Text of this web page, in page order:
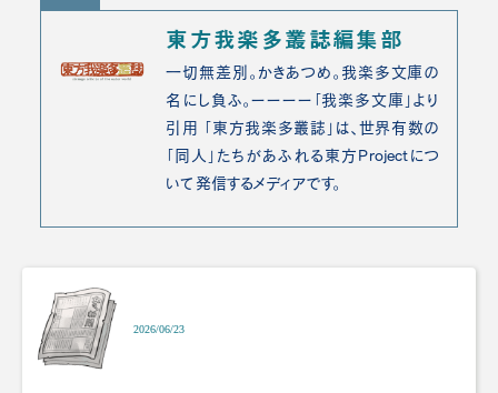
東方我楽多叢誌編集部
一切無差別。かきあつめ。我楽多文庫の
名にし負ふ。ーーーー「我楽多文庫」より
引用 「東方我楽多叢誌」は、世界有数の
「同人」たちがあふれる東方Projectにつ
いて発信するメディアです。
2026/06/23